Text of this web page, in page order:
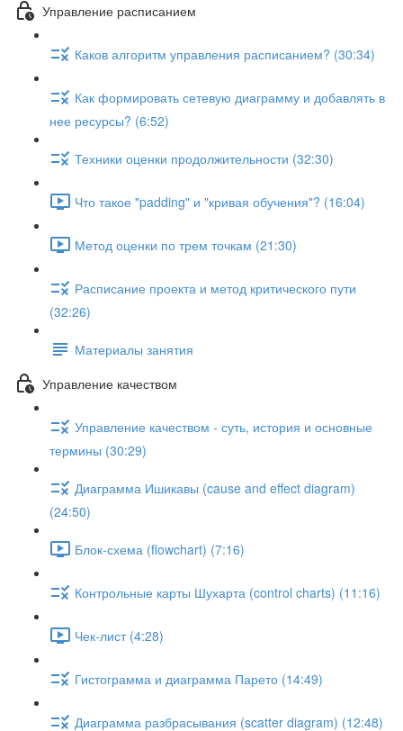
Управление расписанием
Каков алгоритм управления расписанием? (30:34)
Как формировать сетевую диаграмму и добавлять в
нее ресурсы? (6:52)
Техники оценки продолжительности (32:30)
Что такое "padding" и "кривая обучения"? (16:04)
Метод оценки по трем точкам (21:30)
Расписание проекта и метод критического пути
(32:26)
Материалы занятия
Управление качеством
Управление качеством - суть, история и основные
термины (30:29)
Диаграмма Ишикавы (cause and effect diagram)
(24:50)
Блок-схема (flowchart) (7:16)
Контрольные карты Шухарта (control charts) (11:16)
Чек-лист (4:28)
Гистограмма и диаграмма Парето (14:49)
Диаграмма разбрасывания (scatter diagram) (12:48)